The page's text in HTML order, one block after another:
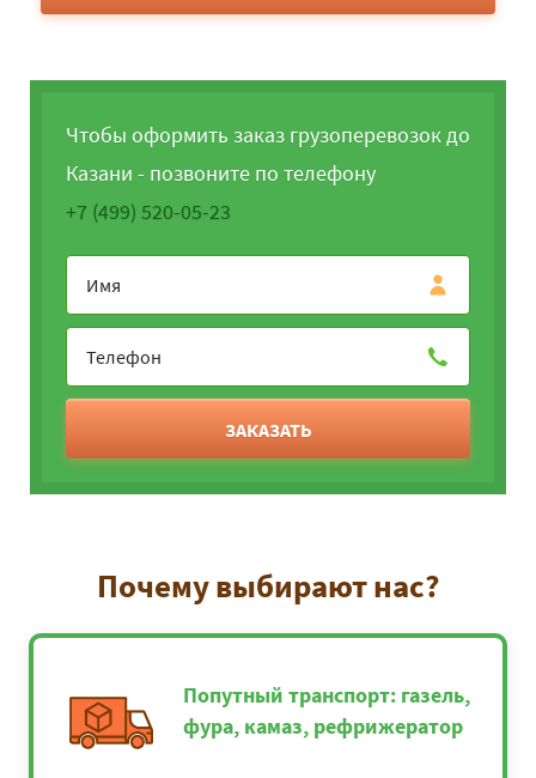
Чтобы оформить заказ грузоперевозок до
Казани - позвоните по телефону
+7 (499) 520-05-23
ЗАКАЗАТЬ
Почему выбирают нас?
Попутный транспорт: газель,
фура, камаз, рефрижератор